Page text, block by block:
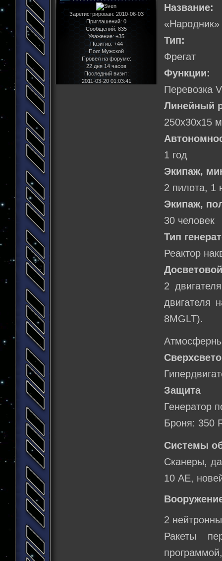
Зарегистрирован: 2010-06-03
Приглашений: 0
Сообщений: 835
Уважение: +35
Позитив: +44
Пол:Мужской
Провел на форуме:
22 дня 14 часов
Последний визит:
2011-03-20 01:03:41
Название:
«Народник»
Тип:
Фрегат
Функции:
Перевозка
Линейный
250х30х15
1 год
Экипаж,
2 пилота, 1
Экипаж,
30 человек
Тип
Реактор
2
двигателя
8MGLT).
Защита
Генератор
Броня: 350
Системы
Сканеры,
10 АЕ,
2
Ракеты